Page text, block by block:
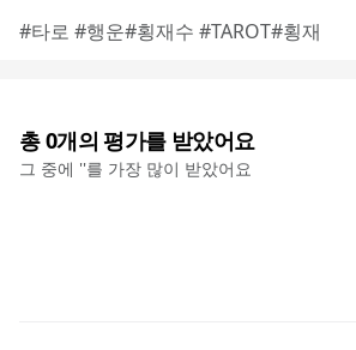
#타로 #행운#횡재수 #TAROT#횡재
총0개의 평가를 받았어요
그 중에 ''를 가장 많이 받았어요